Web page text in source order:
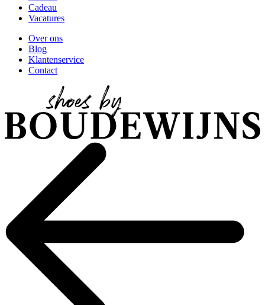
Cadeau
Vacatures
Over ons
Blog
Klantenservice
Contact